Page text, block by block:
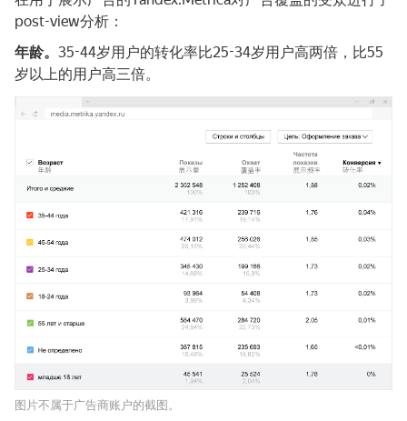
post-view分析：
年龄。 35-44岁用户的转化率比25-34岁用户高两倍，比55
岁以上的用户高三倍。
图片不属于广告商账户的截图。